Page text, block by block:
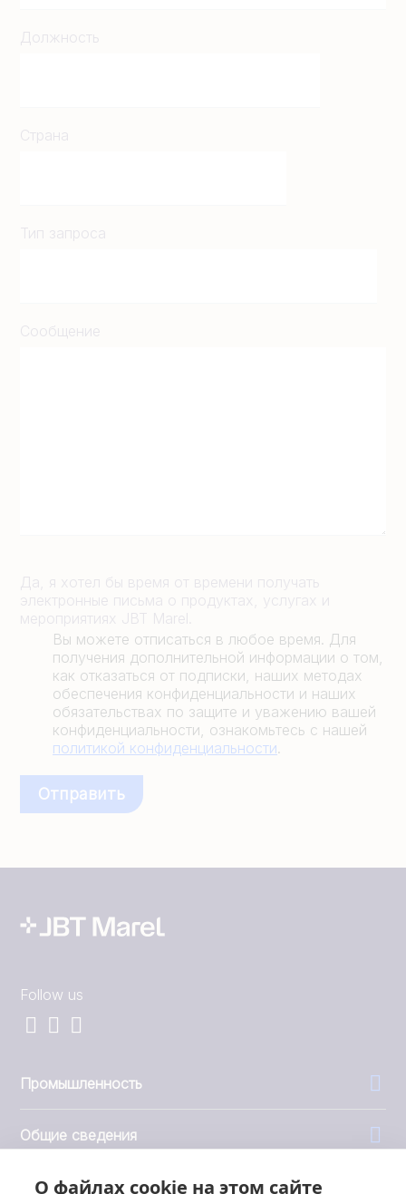
О файлах cookie на этом сайте
Должность
Страна
Тип запроса
Сообщение
Да, я хотел бы время от времени получать
электронные письма о продуктах, услугах и
мероприятиях JBT Marel.
Вы можете отписаться в любое время. Для
получения дополнительной информации о том,
как отказаться от подписки, наших методах
обеспечения конфиденциальности и наших
обязательствах по защите и уважению вашей
конфиденциальности, ознакомьтесь с нашей
политикой конфиденциальности.
Follow us
Промышленность
Общие сведения
Компания